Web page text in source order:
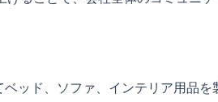
ッド、ソファ、インテリア用品を